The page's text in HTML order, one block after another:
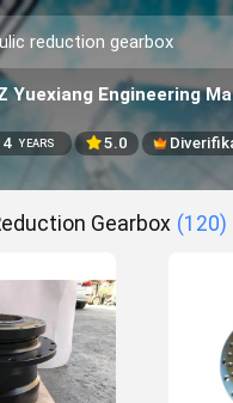
Yuexiang Engineering
YEARS 5.0
Gearbox (120)